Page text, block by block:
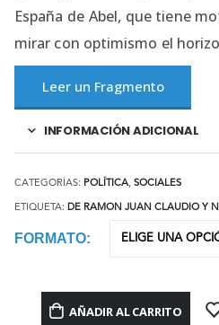
España de Abel, que tiene
mirar con optimismo el
Leer un Fragmento
INFORMACIÓN ADICIONAL
CATEGORÍAS: POLÍTICA, SOCIALES
ETIQUETA: DE RAMON JUAN CLAUDIO Y
FORMATO
AÑADIR AL CARRITO